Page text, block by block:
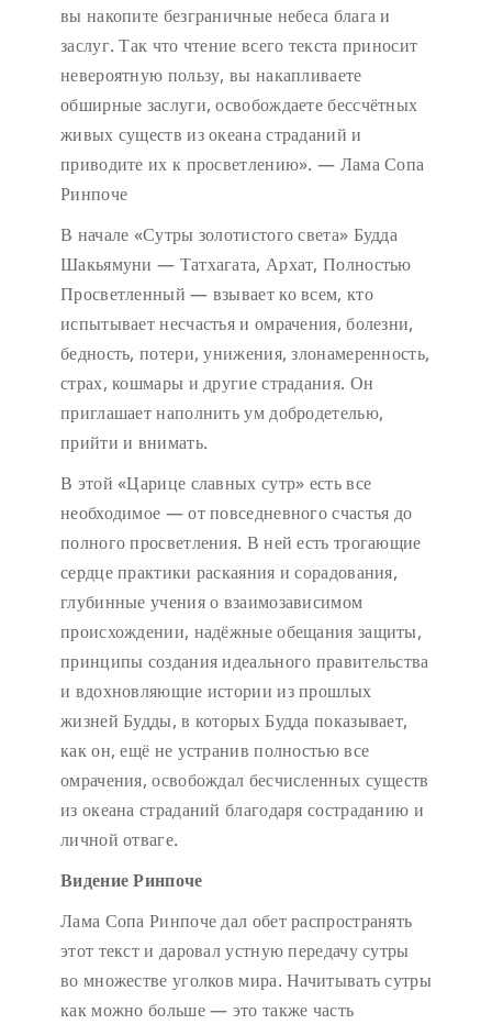
вы накопите безграничные небеса блага и
заслуг. Так что чтение всего текста приносит
невероятную пользу, вы накапливаете
обширные заслуги, освобождаете бессчётных
живых существ из океана страданий и
приводите их к просветлению». — Лама Сопа
Ринпоче
В начале «Сутры золотистого света» Будда
Шакьямуни — Татхагата, Архат, Полностью
Просветленный — взывает ко всем, кто
испытывает несчастья и омрачения, болезни,
бедность, потери, унижения, злонамеренность,
страх, кошмары и другие страдания. Он
приглашает наполнить ум добродетелью,
прийти и внимать.
В этой «Царице славных сутр» есть все
необходимое — от повседневного счастья до
полного просветления. В ней есть трогающие
сердце практики раскаяния и сорадования,
глубинные учения о взаимозависимом
происхождении, надёжные обещания защиты,
принципы создания идеального правительства
и вдохновляющие истории из прошлых
жизней Будды, в которых Будда показывает,
как он, ещё не устранив полностью все
омрачения, освобождал бесчисленных существ
из океана страданий благодаря состраданию и
личной отваге.
Видение Ринпоче
Лама Сопа Ринпоче дал обет распространять
этот текст и даровал устную передачу сутры
во множестве уголков мира. Начитывать сутры
как можно больше — это также часть